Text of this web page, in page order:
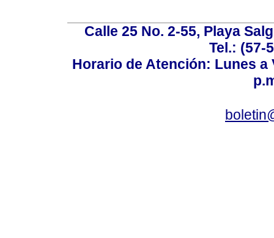
Calle 25 No. 2-55, Playa
Tel.: (57-
Horario de Atención: Lunes a